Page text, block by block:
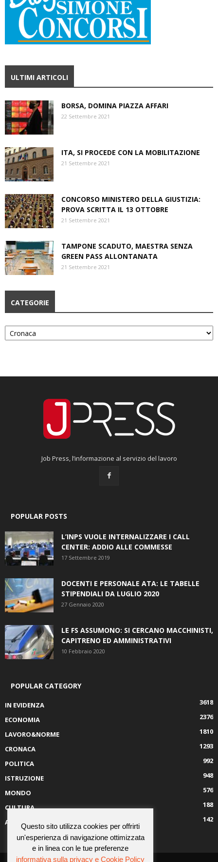
ULTIMI ARTICOLI
BORSA, DOMINA PIAZZA AFFARI
22 Settembre 2021
ITA, SI PROCEDE CON LA MOBILITAZIONE
21 Settembre 2021
CONCORSO MINISTERO DELLA GIUSTIZIA:
PROVA SCRITTA IL 13 OTTOBRE
21 Settembre 2021
TAMPONE SCADUTO, MAESTRA SENZA
GREEN PASS ALLONTANATA
21 Settembre 2021
CATEGORIE
Categorie
Job Press, l’informazione al servizio del lavoro
POPULAR POSTS
L’INPS VUOLE INTERNALIZZARE I CALL
CENTER: ADDIO ALLE COMMESSE
17 Settembre 2019
DOCENTI E PERSONALE ATA: LE TABELLE
STIPENDIALI DA LUGLIO 2020
27 Gennaio 2020
LE FS ASSUMONO: SI CERCANO MACCHINISTI,
CAPITRENO ED AMMINISTRATIVI
10 Febbraio 2020
POPULAR CATEGORY
IN EVIDENZA
3618
ECONOMIA
2376
LAVORO&NORME
1810
CRONACA
1293
POLITICA
992
ISTRUZIONE
948
MONDO
576
CULTURA
188
AMBIENTE
142
Questo sito utilizza cookies per offrirti
un'esperienza di navigazione ottimizzata
e in linea con le tue preferenze
informativa sulla privacy e Cookie Policy